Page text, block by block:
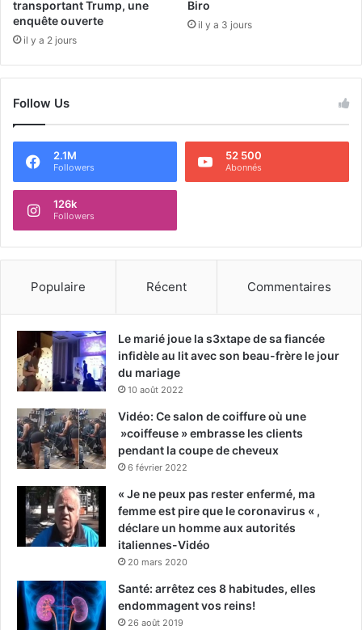
transportant Trump, une
enquête ouverte
il y a 2 jours
Biro
il y a 3 jours
Follow Us
2.1M
Followers
52 500
Abonnés
126k
Followers
Populaire Récent Commentaires
Le marié joue la s3xtape de sa fiancée
infidèle au lit avec son beau-frère le jour
du mariage
10 août 2022
Vidéo: Ce salon de coiffure où une
»coiffeuse » embrasse les clients
pendant la coupe de cheveux
6 février 2022
« Je ne peux pas rester enfermé, ma
femme est pire que le coronavirus « ,
déclare un homme aux autorités
italiennes-Vidéo
20 mars 2020
Santé: arrêtez ces 8 habitudes, elles
endommagent vos reins!
26 août 2019